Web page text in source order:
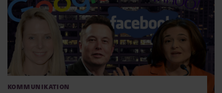
Kommunikation